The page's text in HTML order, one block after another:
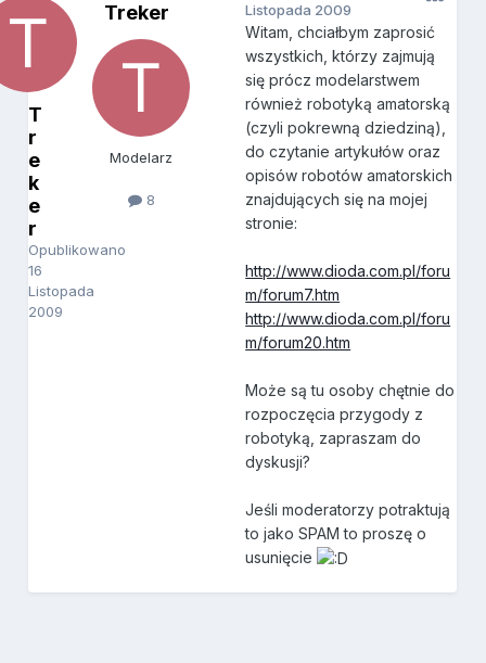
T
r
e
k
e
r
Opublikowano
16
Listopada
2009
Treker
Modelarz
8
Listopada 2009
Witam, chciałbym zaprosić
wszystkich, którzy zajmują
się prócz modelarstwem
również robotyką amatorską
(czyli pokrewną dziedziną),
do czytanie artykułów oraz
opisów robotów amatorskich
znajdujących się na mojej
stronie:
http://www.dioda.com.pl/foru
m/forum7.htm
http://www.dioda.com.pl/foru
m/forum20.htm
Może są tu osoby chętnie do
rozpoczęcia przygody z
robotyką, zapraszam do
dyskusji?
Jeśli moderatorzy potraktują
to jako SPAM to proszę o
usunięcie